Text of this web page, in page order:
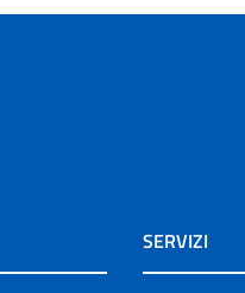
SERVIZI